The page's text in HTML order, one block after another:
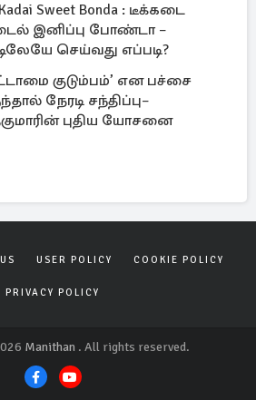
Sweet Bonda : டீக்கடை
இனிப்பு போண்டா –
செய்வது எப்படி?
குடும்பம்’ என பச்சை
நேரடி சந்திப்பு–
புதிய யோசனை
USER POLICY COOKIE POLICY
PRIVACY POLICY
Manithan . All rights reserved.